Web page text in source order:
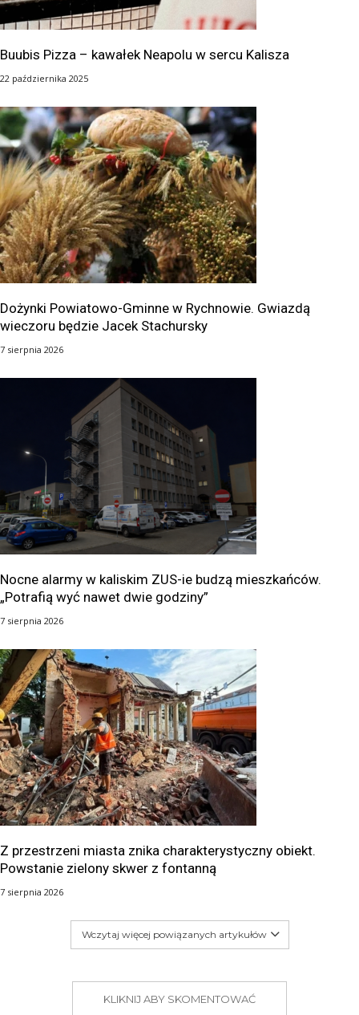
Buubis Pizza – kawałek Neapolu w sercu Kalisza
22 października 2025
Dożynki Powiatowo-Gminne w Rychnowie. Gwiazdą
wieczoru będzie Jacek Stachursky
7 sierpnia 2026
Nocne alarmy w kaliskim ZUS-ie budzą mieszkańców.
„Potrafią wyć nawet dwie godziny”
7 sierpnia 2026
Z przestrzeni miasta znika charakterystyczny obiekt.
Powstanie zielony skwer z fontanną
7 sierpnia 2026
Wczytaj więcej powiązanych artykułów
KLIKNIJ ABY SKOMENTOWAĆ